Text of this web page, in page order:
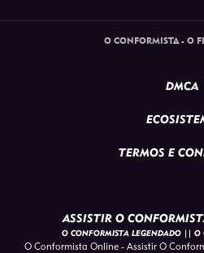
O CONFORMISTA - O
DMCA
TERMOS E
ASSISTIR O
O CONFORMISTA LEGENDADO || O
O Conformista Online - Assistir O